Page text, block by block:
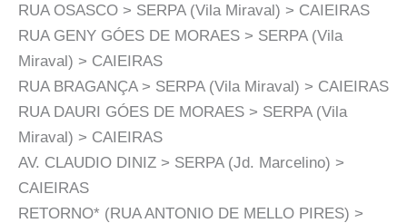
RUA OSASCO > SERPA (Vila Miraval) > CAIEIRAS
RUA GENY GÓES DE MORAES > SERPA (Vila
Miraval) > CAIEIRAS
RUA BRAGANÇA > SERPA (Vila Miraval) > CAIEIRAS
RUA DAURI GÓES DE MORAES > SERPA (Vila
Miraval) > CAIEIRAS
AV. CLAUDIO DINIZ > SERPA (Jd. Marcelino) >
CAIEIRAS
RETORNO* (RUA ANTONIO DE MELLO PIRES) >